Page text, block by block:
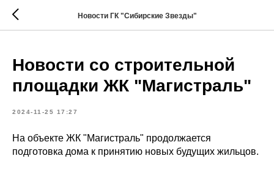
Новости ГК "Сибирские Звезды"
Новости со строительной
площадки ЖК "Магистраль"
2024-11-25 17:27
На объекте ЖК "Магистраль" продолжается
подготовка дома к принятию новых будущих жильцов.